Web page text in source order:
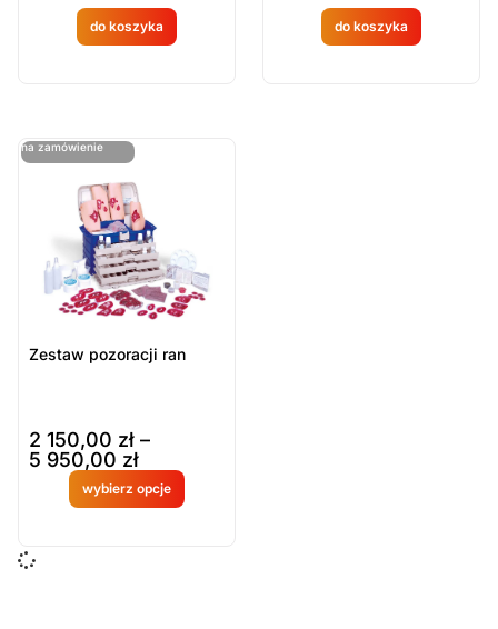
Sprzęt szkoleniowy
do koszyka
Produkt
na
zamówien
do koszyka
Produkt
na zamówienie
ostatnie sztuki
Zestaw pozoracji ran
2 150,00 zł –
5 950,00 zł
wybierz opcje
Produkt
dostępny